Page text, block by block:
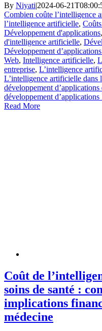
By Niyati|2024-06-
Combien coûte l’intelligence
l’intelligence artificielle,
Développement d'applications,
d'intelligence artificielle,
Développement
Web, Intelligence artificielle,
entreprise, L’intelligence
L’intelligence artificielle dans
développement
développement d’applications
Read More
Coût de
soins de santé :
implications
médecine